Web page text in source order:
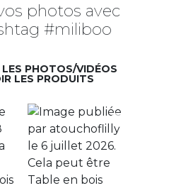
photos avec
#miliboo
PHOTOS/VIDÉOS
LES PRODUITS